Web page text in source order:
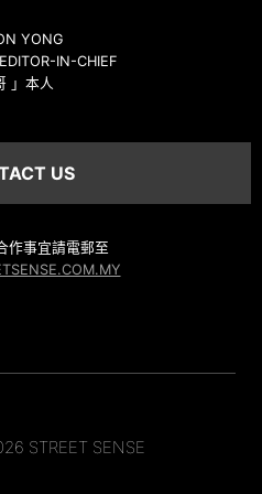
YONG
IN-CHIEF
」本人
US
作事宜請電郵至
STREET SENSE